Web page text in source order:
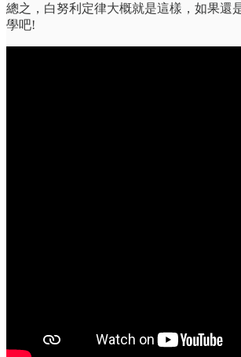
總之，白努利定律大概就是這樣，如果還
學吧!